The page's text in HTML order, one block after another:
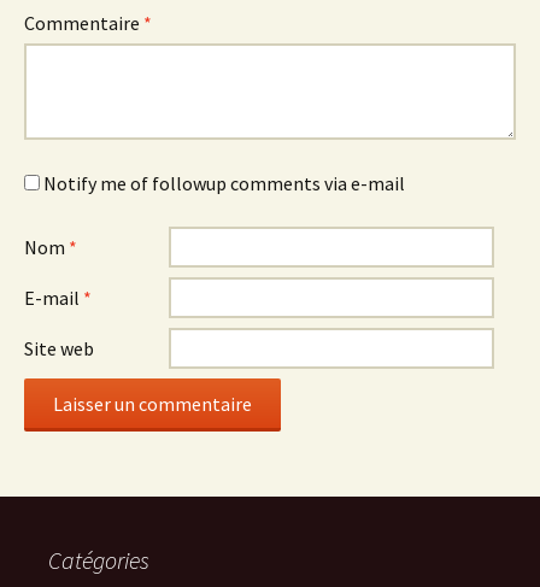
Commentaire *
Notify me of followup comments via e-mail
Nom *
E-mail *
Site web
Catégories